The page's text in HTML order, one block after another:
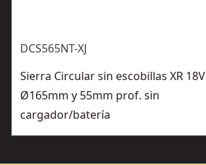
DCS565NT-XJ
Sierra Circular sin escobillas XR 18V
Ø165mm y 55mm prof. sin
cargador/batería